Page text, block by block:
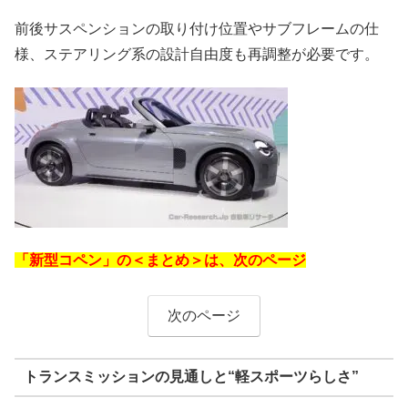
前後サスペンションの取り付け位置やサブフレームの仕
様、ステアリング系の設計自由度も再調整が必要です。
「新型コペン」の＜まとめ＞は、次のページ
次のページ
トランスミッションの見通しと“軽スポーツらしさ”